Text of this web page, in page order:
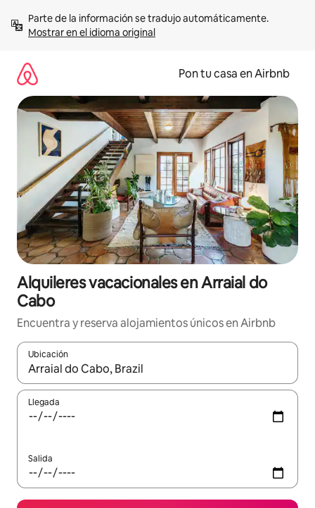
contenidoMostrar en el idioma original
Pon tu casa en Airbnb
Alquileres vacacionales en Arraial do
Cabo
Encuentra y reserva alojamientos únicos en Airbnb
Ubicación
Cuando los resultados estén disponibles, navega con las
Llegada
Salida